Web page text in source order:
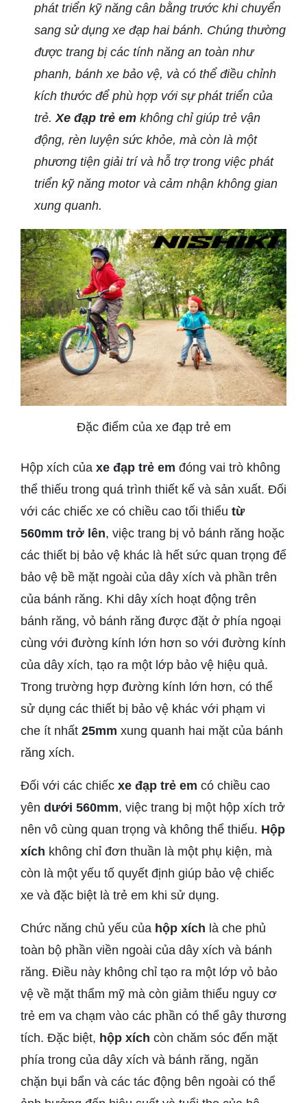
phát triển kỹ năng cân bằng trước khi chuyển
sang sử dụng xe đạp hai bánh. Chúng thường
được trang bị các tính năng an toàn như
phanh, bánh xe bảo vệ, và có thể điều chỉnh
kích thước để phù hợp với sự phát triển của
trẻ. Xe đạp trẻ em không chỉ giúp trẻ vận
động, rèn luyện sức khỏe, mà còn là một
phương tiện giải trí và hỗ trợ trong việc phát
triển kỹ năng motor và cảm nhận không gian
xung quanh.
Đặc điểm của xe đạp trẻ em
Hộp xích của xe đạp trẻ em đóng vai trò không
thể thiếu trong quá trình thiết kế và sản xuất. Đối
với các chiếc xe có chiều cao tối thiểu từ
560mm trở lên, việc trang bị vỏ bánh răng hoặc
các thiết bị bảo vệ khác là hết sức quan trọng để
bảo vệ bề mặt ngoài của dây xích và phần trên
của bánh răng. Khi dây xích hoạt động trên
bánh răng, vỏ bánh răng được đặt ở phía ngoại
cùng với đường kính lớn hơn so với đường kính
của dây xích, tạo ra một lớp bảo vệ hiệu quả.
Trong trường hợp đường kính lớn hơn, có thể
sử dụng các thiết bị bảo vệ khác với phạm vi
che ít nhất 25mm xung quanh hai mặt của bánh
răng xích.
Đối với các chiếc xe đạp trẻ em có chiều cao
yên dưới 560mm, việc trang bị một hộp xích trở
nên vô cùng quan trọng và không thể thiếu. Hộp
xích không chỉ đơn thuần là một phụ kiện, mà
còn là một yếu tố quyết định giúp bảo vệ chiếc
xe và đặc biệt là trẻ em khi sử dụng.
Chức năng chủ yếu của hộp xích là che phủ
toàn bộ phần viền ngoài của dây xích và bánh
răng. Điều này không chỉ tạo ra một lớp vỏ bảo
vệ về mặt thẩm mỹ mà còn giảm thiểu nguy cơ
trẻ em va chạm vào các phần có thể gây thương
tích. Đặc biệt, hộp xích còn chăm sóc đến mặt
phía trong của dây xích và bánh răng, ngăn
chặn bụi bẩn và các tác động bên ngoài có thể